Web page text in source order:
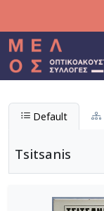
Default
Tsitsanis